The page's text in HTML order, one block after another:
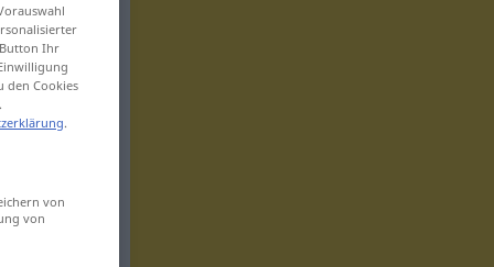
Ihr
den Cookies
.
von
von